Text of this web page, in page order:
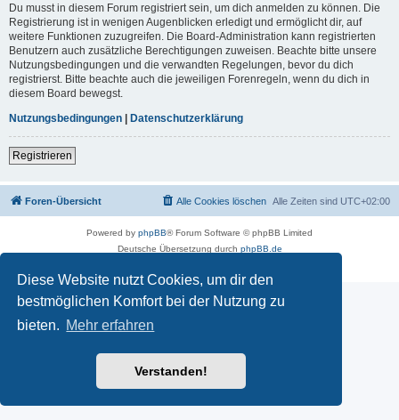
Diese Website nutzt Cookies, um dir den
bestmöglichen Komfort bei der Nutzung zu
bieten. Mehr erfahren
Verstanden!
Du musst in diesem Forum registriert sein, um dich anmelden zu können. Die
Registrierung ist in wenigen Augenblicken erledigt und ermöglicht dir, auf
weitere Funktionen zuzugreifen. Die Board-Administration kann registrierten
Benutzern auch zusätzliche Berechtigungen zuweisen. Beachte bitte unsere
Nutzungsbedingungen und die verwandten Regelungen, bevor du dich
registrierst. Bitte beachte auch die jeweiligen Forenregeln, wenn du dich in
diesem Board bewegst.
Nutzungsbedingungen | Datenschutzerklärung
Registrieren
Foren-Übersicht Alle Zeiten sind UTC+02:00
Alle Cookies löschen
Powered by phpBB® Forum Software © phpBB Limited
Deutsche Übersetzung durch phpBB.de